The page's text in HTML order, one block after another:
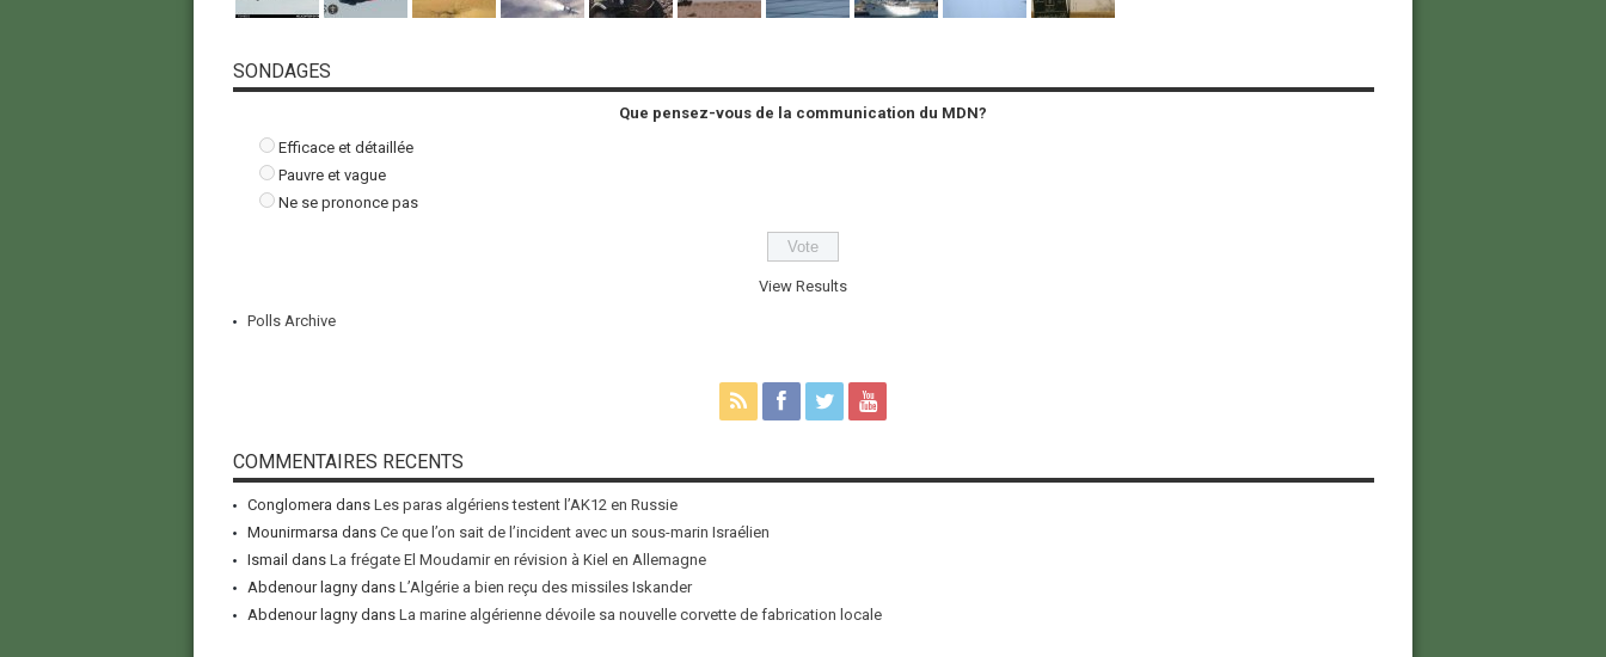
SONDAGES
Que pensez-vous de la communication du MDN?
Efficace et détaillée
Pauvre et vague
Ne se prononce pas
View Results
Polls Archive
COMMENTAIRES RECENTS
Conglomera dans Les paras algériens testent l’AK12 en Russie
Mounirmarsa dans Ce que l’on sait de l’incident avec un sous-marin Israélien
Ismail dans La frégate El Moudamir en révision à Kiel en Allemagne
Abdenour lagnydans L’Algérie a bien reçu des missiles Iskander
Abdenour lagnydans La marine algérienne dévoile sa nouvelle corvette de fabrication locale